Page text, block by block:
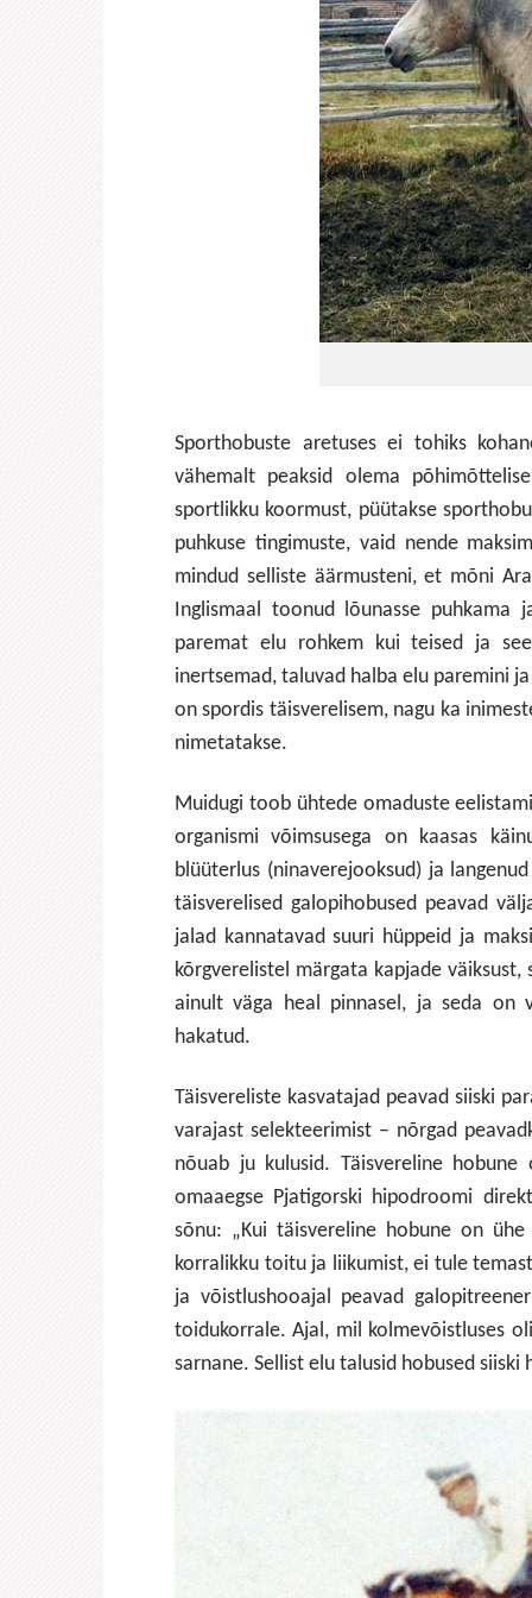
Sporthobuste aretuses ei tohiks
vähemalt peaksid olema
sportlikku koormust, püütakse
puhkuse tingimuste, vaid nende
mindud selliste äärmusteni, et mõni
Inglismaal toonud lõunasse
paremat elu rohkem kui teised ja
inertsemad, taluvad halba elu paremini
on spordis täisverelisem, nagu ka
nimetatakse.
Muidugi toob ühtede omaduste
organismi võimsusega on kaasas
blüüterlus (ninaverejooksud) ja
täisverelised galopihobused peavad
jalad kannatavad suuri hüppeid ja
kõrgverelistel märgata kapjade
ainult väga heal pinnasel, ja seda on
hakatud.
Täisvereliste kasvatajad peavad siiski
varajast selekteerimist – nõrgad
nõuab ju kulusid. Täisvereline
omaaegse Pjatigorski hipodroomi
sõnu: „Kui täisvereline hobune on
korralikku toitu ja liikumist, ei tule
ja võistlushooajal peavad
toidukorrale. Ajal, mil kolmevõistluses
sarnane. Sellist elu talusid hobused